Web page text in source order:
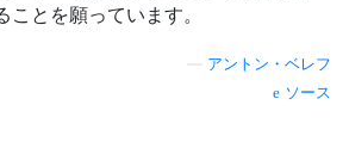
ことを願っています。
アントン・ベレフ
ソース